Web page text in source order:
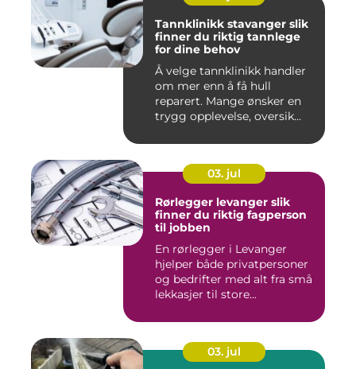
Tannklinikk stavanger slik
finner du riktig tannlege
for dine behov
Å velge tannklinikk handler
om mer enn å få hull
reparert. Mange ønsker en
trygg opplevelse, oversik...
03. jul
Rørlegger levanger slik
finner du riktig fagperson
til jobben
En rørlegger i Levanger
hjelper både privatpersoner
og bedrifter med alt fra små
lekkasjer til store...
03. jul